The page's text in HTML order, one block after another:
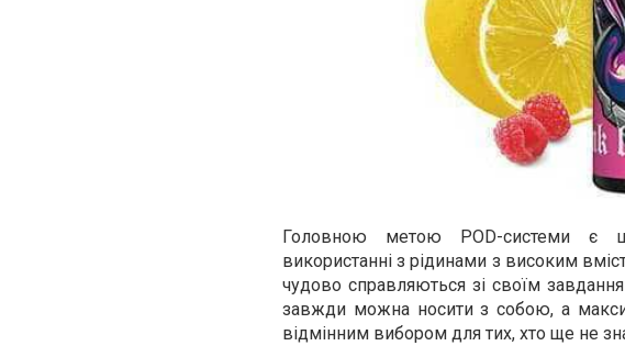
Головною метою POD-системи є
використанні з рідинами з високим
чудово справляються зі своїм
завжди можна носити з собою, а
відмінним вибором для тих, хто ще не